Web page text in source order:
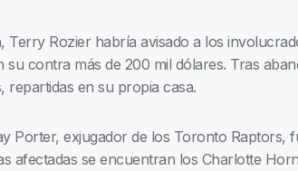
Terry Rozier habría avisado a los
su contra más de 200 mil dólares. Tras
repartidas en su propia casa.
Porter, exjugador de los Toronto Raptors,
afectadas se encuentran los Charlotte